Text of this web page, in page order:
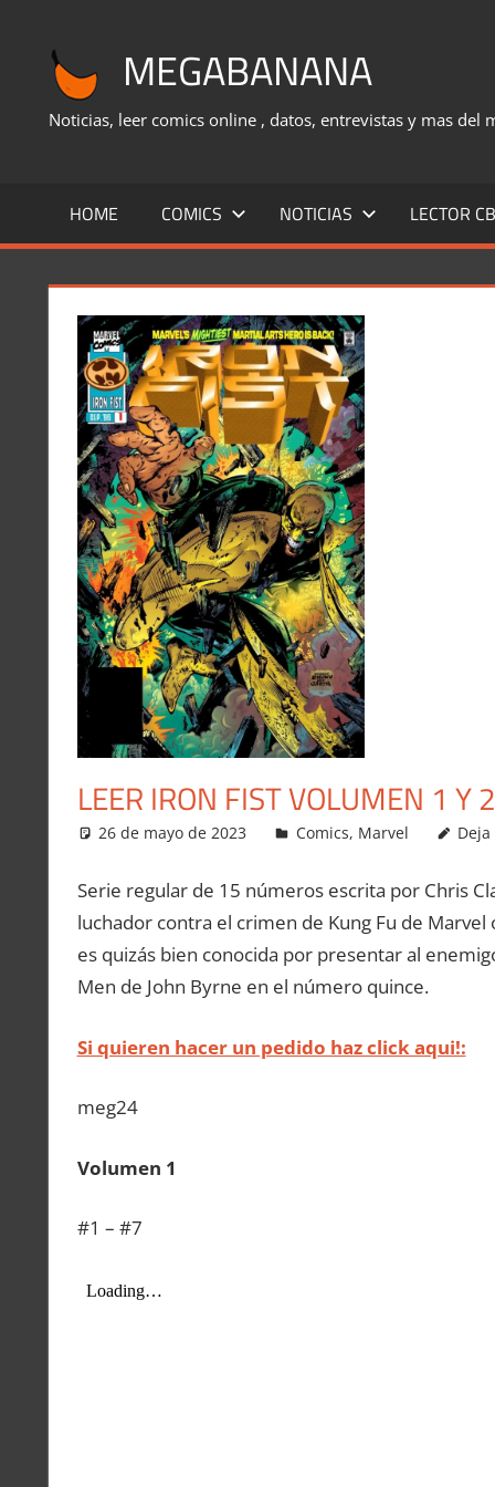
contenido
MEGABANANA
Noticias, leer comics online , datos, entrevistas y mas del
HOME COMICS NOTICIAS LECTOR
LEER IRON FIST VOLUMEN 1 Y
26 de mayo de 2023 Carlitox Banana
Comics, Marvel
Serie regular de 15 números escrita por Chris
luchador contra el crimen de Kung Fu de
es quizás bien conocida por presentar al
Men de John Byrne en el número quince.
Si quieren hacer un pedido haz click aqui!:
meg24
Volumen 1
#1 – #7